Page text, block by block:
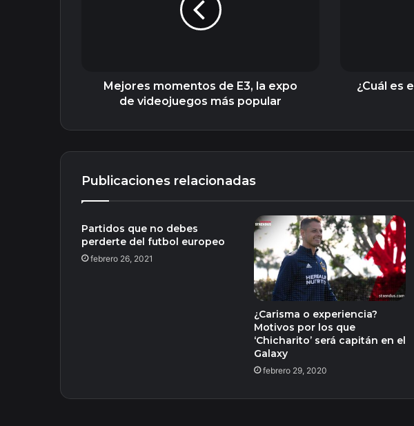
popularMejores momentos de E3, la expo
de videojuegos más popular
¿Cuál es
Publicaciones relacionadas
Partidos que no debes
perderte del futbol europeo
febrero 26, 2021
¿Carisma o experiencia?
Motivos por los que
‘Chicharito’ será capitán en el
Galaxy
febrero 29, 2020